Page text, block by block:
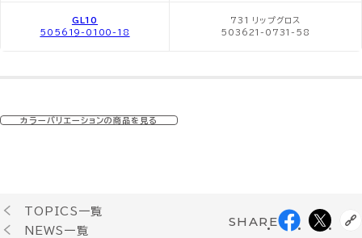
GL10
505619-0100-18
731 リップグロス
503621-0731-58
カラーバリエーションの商品を見る
TOPICS一覧
NEWS一覧
SHARE